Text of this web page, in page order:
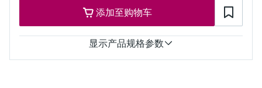
PT100 WW：
PT100 TF：
添加至购物车
显示产品规格参数